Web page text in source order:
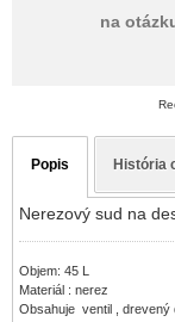
na
Popis História
Nerezový sud na
Objem: 45 L
Materiál : nerez
Obsahuje ventil , drevený